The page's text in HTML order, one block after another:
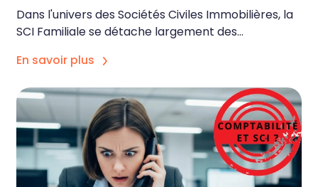
Dans l'univers des Sociétés Civiles Immobilières, la
SCI Familiale se détache largement des...
En savoir plus